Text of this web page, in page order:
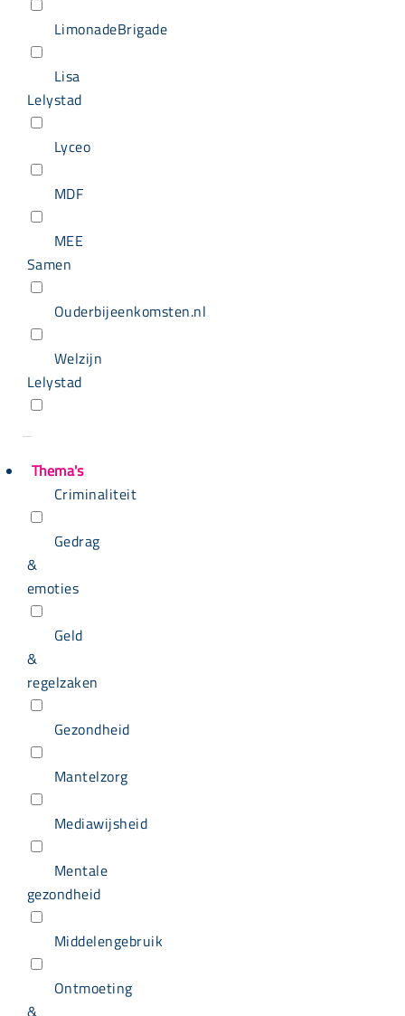
LimonadeBrigade
Lisa
Lelystad
Lyceo
MDF
MEE
Samen
Ouderbijeenkomsten.nl
Welzijn
Lelystad
Thema's
Criminaliteit
Gedrag
&
emoties
Geld
&
regelzaken
Gezondheid
Mantelzorg
Mediawijsheid
Mentale
gezondheid
Middelengebruik
Ontmoeting
&